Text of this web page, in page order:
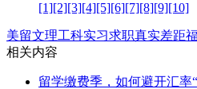
[1][2][3][4][5][6][7][8][9][10]
美留文理工科实习求职真实差距
相关内容
留学缴费季，如何避开汇率